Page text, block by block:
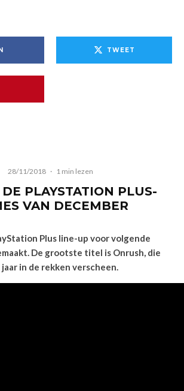
TWEET
28/11/2018 · 1 min lezen
PLAYSTATION PLUS-
VAN DECEMBER
Plus line-up voor volgende
De grootste titel is Onrush, die
in de rekken verscheen.